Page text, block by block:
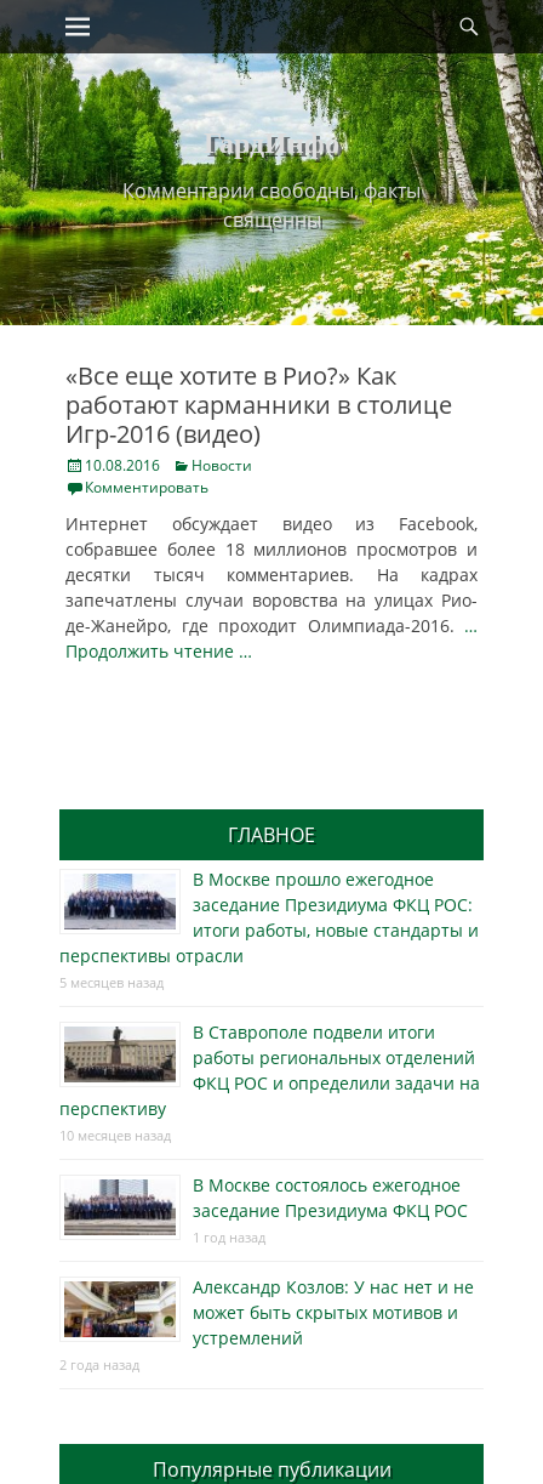
Skip
to
content
Primary Menu
ГардИнфо
Комментарии свободны, факты
священны
«Все еще хотите в Рио?» Как
работают карманники в столице
Игр-2016 (видео)
Posted
on
10.08.2016 Categories
Новости
Комментировать
Интернет обсуждает видео из Facebook,
собравшее более 18 миллионов просмотров и
десятки тысяч комментариев. На кадрах
запечатлены случаи воровства на улицах Рио-
де-Жанейро, где проходит Олимпиада-2016. …
Продолжить чтение …
ГЛАВНОЕ
В Москве прошло ежегодное
заседание Президиума ФКЦ РОС:
итоги работы, новые стандарты и
перспективы отрасли
5 месяцев назад
В Ставрополе подвели итоги
работы региональных отделений
ФКЦ РОС и определили задачи на
перспективу
10 месяцев назад
В Москве состоялось ежегодное
заседание Президиума ФКЦ РОС
1 год назад
Александр Козлов: У нас нет и не
может быть скрытых мотивов и
устремлений
2 года назад
Популярные публикации